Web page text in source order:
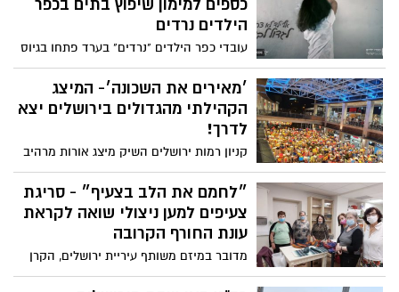
כספים למימון שיפוץ בתים בכפר
הילדים נרדים
עובדי כפר הילדים "נרדים" בערד פתחו בגיוס
המונים לשיפוץ בתי הילדים בכפר. אחרי
שעדיין זקוקים לשיפוץ. מתי בפעם האחרונה
עשיתם משהו בשביל מישהו? זאת ההזדמנות
שלכם לתת לילדים שכל כך זקוקים לכך
׳מאירים את השכונה׳- המיצג
הקהילתי מהגדולים בירושלים יצא
לדרך!
קניון רמות ירושלים השיק מיצג אורות מרהיב
וייחודי שנבנה ועוצב על ידי כ-2000 מתושבי
שכונות צפון העיר. המיצג המרשים כולל
כ-1000 מנורות מעוצבות הפרוסות על פני
כ-500 מ"ר
״לחמם את הלב בצעיף״ - סריגת
צעיפים למען ניצולי שואה לקראת
עונת החורף הקרובה
מדובר במיזם משותף עיריית ירושלים, הקרן
לירושלים ומועדון "קפה אירופה" לניצולי